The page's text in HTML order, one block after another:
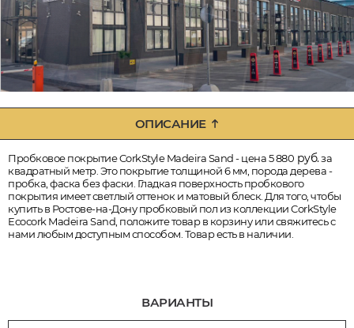
ОПИСАНИЕ
Пробковое покрытие CorkStyle Madeira Sand - цена 5 880 руб.за
квадратный метр. Это покрытие толщиной 6 мм, порода дерева -
пробка, фаска без фаски. Гладкая поверхность пробкового
покрытия имеет светлый оттенок и матовый блеск. Для того, чтобы
купить в Ростове-на-Дону пробковый пол из коллекции CorkStyle
Ecocork Madeira Sand, положите товар в корзину или свяжитесь с
нами любым доступным способом. Товар есть в наличии.
ВАРИАНТЫ